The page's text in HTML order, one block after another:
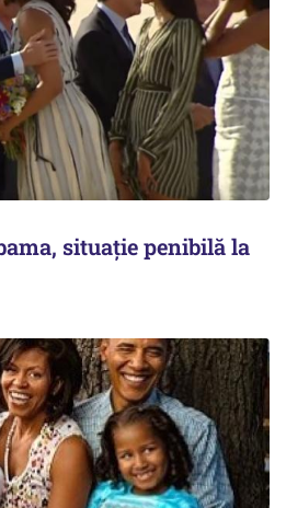
situație penibilă la